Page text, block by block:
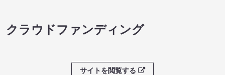
クラウドファンディング
サイトを閲覧する